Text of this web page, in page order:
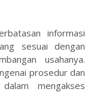
informasi
sesuai dengan
usahanya.
prosedur dan
mengakses